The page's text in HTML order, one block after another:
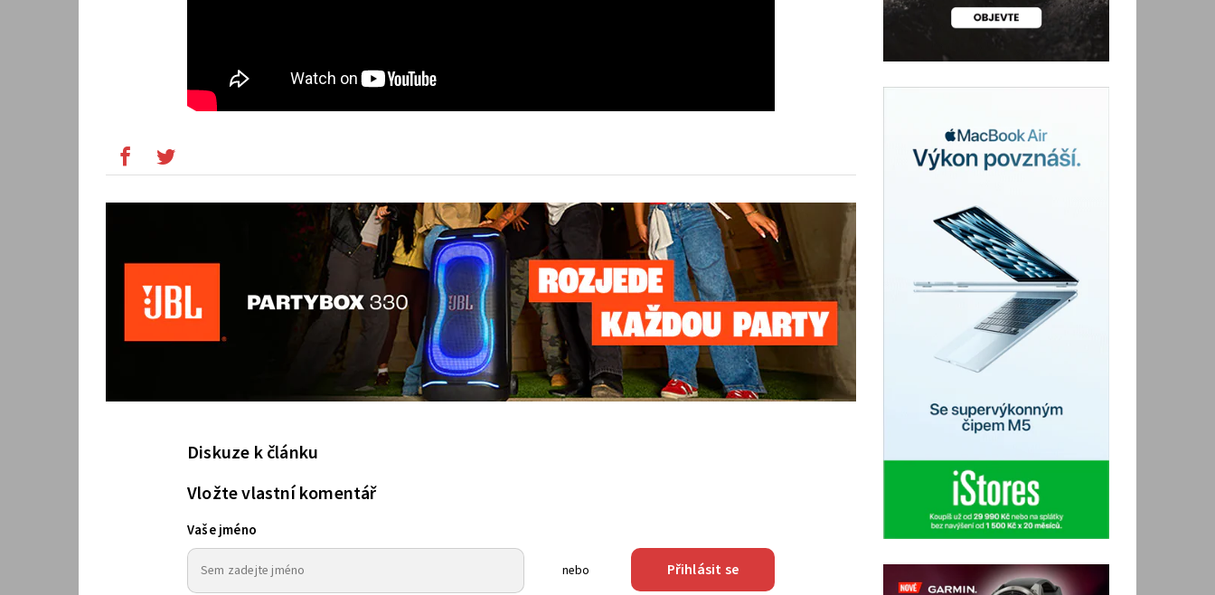
Diskuze k článku
Vložte vlastní komentář
Vaše jméno
nebo Přihlásit se